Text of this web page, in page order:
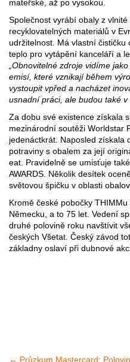
mateřské, až po vysokou.
Společnost vyrábí obaly z
recyklovatelných materiálů v
udržitelnost. Má vlastní
teplo pro vytápění kanceláří a
„Obnovitelné zdroje vidíme
emisí, které vznikají během
vystoupit vpřed a nacházet
usnadní práci, ale budou také
Za dobu své existence získala
mezinárodní soutěži Worldstar
jedenáctkrát. Naposled získala
potraviny s obalem za její
eat. Pravidelně se umisťuje
AWARDS. Několik desítek
světovou špičku v oblasti
Kromě české pobočky
Německu, a to 75 let. Vedení
druhé polovině roku navštívit
českých Všetat. Český závod
základny oslaví při dubnové
← Průzkum Mastercard: